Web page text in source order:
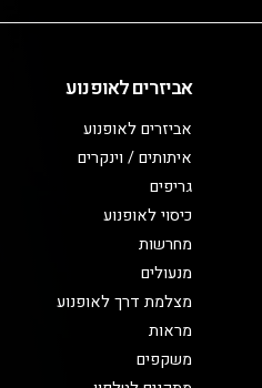
אביזרים לאופנוע
אביזרים לאופנוע
איתותים / וינקרים
גריפים
כיסוי לאופנוע
מחרשות
מנעולים
מצלמת דרך לאופנוע
מראות
משקפים